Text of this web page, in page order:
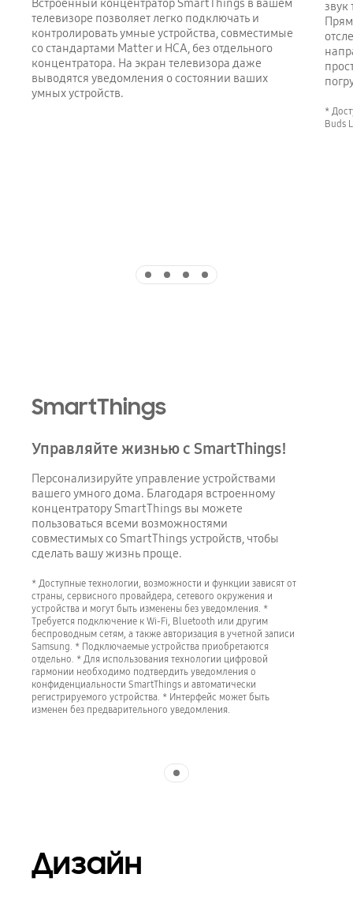
Встроенный концентратор SmartThings в вашем
телевизоре позволяет легко подключать и
контролировать умные устройства, совместимые
со стандартами Matter и HCA, без отдельного
концентратора. На экран телевизора даже
выводятся уведомления о состоянии ваших
умных устройств.
*
Buds
SmartThings
Управляйте жизнью с SmartThings!
Персонализируйте управление устройствами
вашего умного дома. Благодаря встроенному
концентратору SmartThings вы можете
пользоваться всеми возможностями
совместимых со SmartThings устройств, чтобы
сделать вашу жизнь проще.
* Доступные технологии, возможности и функции зависят от
страны, сервисного провайдера, сетевого окружения и
устройства и могут быть изменены без уведомления. *
Требуется подключение к Wi-Fi, Bluetooth или другим
беспроводным сетям, а также авторизация в учетной записи
Samsung. * Подключаемые устройства приобретаются
отдельно. * Для использования технологии цифровой
гармонии необходимо подтвердить уведомления о
конфиденциальности SmartThings и автоматически
регистрируемого устройства. * Интерфейс может быть
изменен без предварительного уведомления.
Дизайн